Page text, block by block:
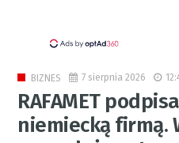
BIZNES 7 sierpnia 2026
RAFAMET
niemiecką firmą.